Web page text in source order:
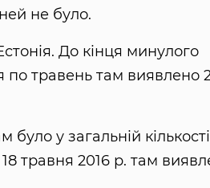
не було.
До кінця минулого
по травень там виявлено
у загальній кількості
травня 2016 р. там